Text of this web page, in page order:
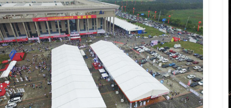
encontrasse facilmente a marca desejada. Cada
marca de automóveis também pôde aproveitar o
espaço interno do salão para destacar as
características de seus veículos. A tenda possui
um amplo espaço interno e capacidade para
centenas de visitantes. Além disso, a estrutura da
tenda é resistente ao vento, à chuva e oferece
sombra.